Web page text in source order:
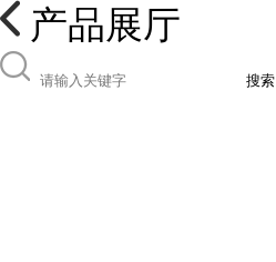
产品展厅
搜索